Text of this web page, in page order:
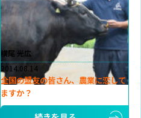
横尾 光広
2014.08.14
全国の盟友の皆さん、農業に恋して
ますか？